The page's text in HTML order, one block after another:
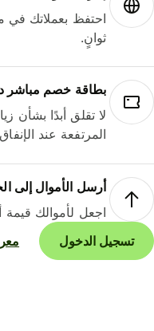
احتفظ بعملاتك في
ثوانٍ.
بطاقة خصم مباشر
لا تقلق أبدًا بشأن
المرتفعة عند الإنفاق
أرسل الأموال إلى
اجعل لأموالك قيمة
تسجيل الدخول